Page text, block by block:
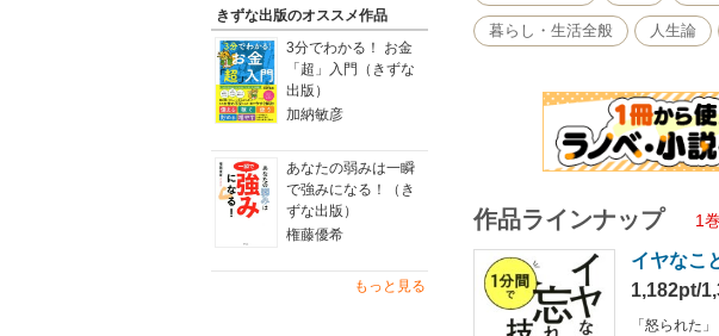
きずな出版のオススメ作品
3分でわかる！ お金
「超」入門（きずな
出版）
加納敏彦
あなたの弱みは一瞬
で強みになる！（き
ずな出版）
権藤優希
もっと見る
暮らし・生活全般 人生論
作品ラインナップ 1
イヤなこ
1,182pt/
「怒られた